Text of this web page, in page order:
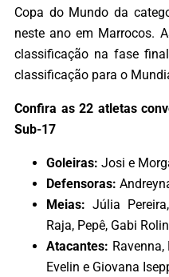
Copa do Mundo da
neste ano em Marrocos.
classificação na fase
classificação para o
Confira as 22 atletas
Sub-17
Goleiras: Josi e
Defensoras:
Meias: Júlia
Raja, Pepê, Gabi
Atacantes:
Evelin e Giovana